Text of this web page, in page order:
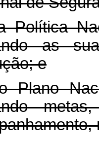
Política
as
e
Plano